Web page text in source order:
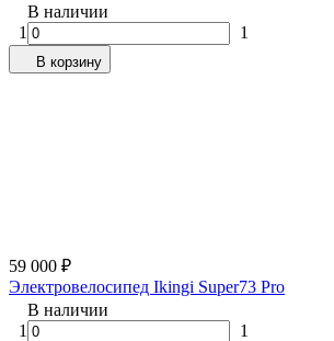
В наличии
1
1
В корзину
59 000 ₽
Электровелосипед Ikingi Super73 Pro
В наличии
1
1